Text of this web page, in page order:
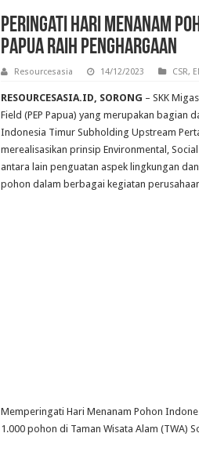
Peringati Hari Menanam
Papua Raih Penghargaan
Resourcesasia 14/12/2023 CSR,
RESOURCESASIA.ID, SORONG – SKK
Field (PEP Papua) yang merupakan bagian
Indonesia Timur Subholding Upstream
merealisasikan prinsip Environmental, Social
antara lain penguatan aspek lingkungan
pohon dalam berbagai kegiatan
Memperingati Hari Menanam Pohon
1.000 pohon di Taman Wisata Alam (TWA)